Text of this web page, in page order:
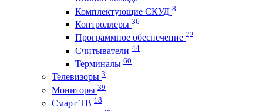
Комплектующие СКУД 8
Контроллеры 36
Программное обеспечение 22
Считыватели 44
Терминалы 60
Телевизоры 3
Мониторы 39
Смарт ТВ 18